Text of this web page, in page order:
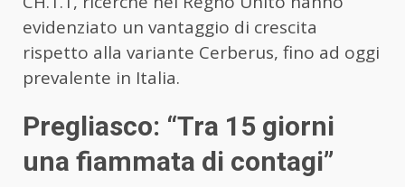
evidenziato un vantaggio di crescita
rispetto alla variante Cerberus, fino ad oggi
prevalente in Italia.
Pregliasco: “Tra 15 giorni
una fiammata di contagi”